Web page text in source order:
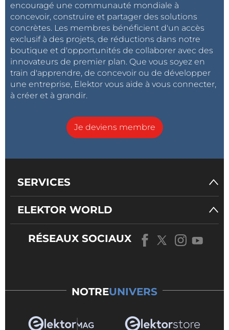
encouragé une communauté mondiale à
concevoir, construire et partager des solutions
concrètes. Les membres bénéficient d'un accès
exclusif à des projets, de réductions dans notre
boutique et d'opportunités de collaborer avec des
innovateurs de premier plan. Que vous soyez en
train d'apprendre, de concevoir ou de développer
une entreprise, Elektor vous aide à vous connecter,
à créer et à grandir.
Je deviens membre
SERVICES
ELEKTOR WORLD
RÉSEAUX SOCIAUX
NOTREUNIVERS